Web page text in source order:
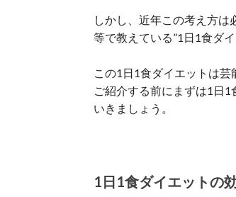
しかし、近年この考え方
等で教えている”1日1食ダ
この1日1食ダイエットは
ご紹介する前にまずは1日
いきましょう。
1日1食ダイエットの